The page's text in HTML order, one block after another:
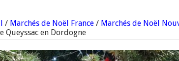
/ Marchés de Noël France / Marchés de Noël
Queyssac en Dordogne